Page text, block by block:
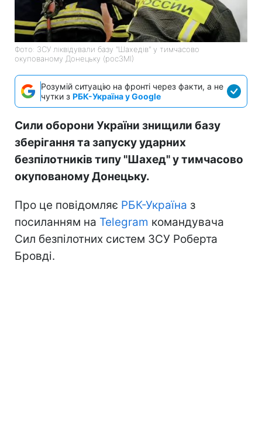
Фото: ЗСУ ліквідували базу "Шахедів" у тимчасово
окупованому Донецьку (росЗМІ)
Розумій ситуацію на фронті через факти, а не
чутки з РБК-Україна у Google
Сили оборони України знищили базу
зберігання та запуску ударних
безпілотників типу "Шахед" у тимчасово
окупованому Донецьку.
Про це повідомляє РБК-Україна з
посиланням на Telegram командувача
Сил безпілотних систем ЗСУ Роберта
Бровді.